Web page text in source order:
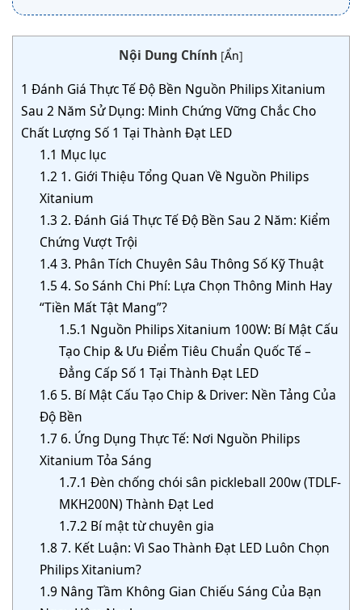
Nội Dung Chính [Ẩn]
1 Đánh Giá Thực Tế Độ Bền Nguồn Philips Xitanium
Sau 2 Năm Sử Dụng: Minh Chứng Vững Chắc Cho
Chất Lượng Số 1 Tại Thành Đạt LED
1.1 Mục lục
1.2 1. Giới Thiệu Tổng Quan Về Nguồn Philips
Xitanium
1.3 2. Đánh Giá Thực Tế Độ Bền Sau 2 Năm: Kiểm
Chứng Vượt Trội
1.43. Phân Tích Chuyên Sâu Thông Số Kỹ Thuật
1.5 4. So Sánh Chi Phí: Lựa Chọn Thông Minh Hay
“Tiền Mất Tật Mang”?
1.5.1 Nguồn Philips Xitanium 100W: Bí Mật Cấu
Tạo Chip & Ưu Điểm Tiêu Chuẩn Quốc Tế –
Đẳng Cấp Số 1 Tại Thành Đạt LED
1.6 5. Bí Mật Cấu Tạo Chip & Driver: Nền Tảng Của
Độ Bền
1.76. Ứng Dụng Thực Tế: Nơi Nguồn Philips
Xitanium Tỏa Sáng
1.7.1 Đèn chống chói sân pickleball 200w (TDLF-
MKH200N) Thành Đạt Led
1.7.2 Bí mật từ chuyên gia
1.8 7. Kết Luận: Vì Sao Thành Đạt LED Luôn Chọn
Philips Xitanium?
1.9 Nâng Tầm Không Gian Chiếu Sáng Của Bạn